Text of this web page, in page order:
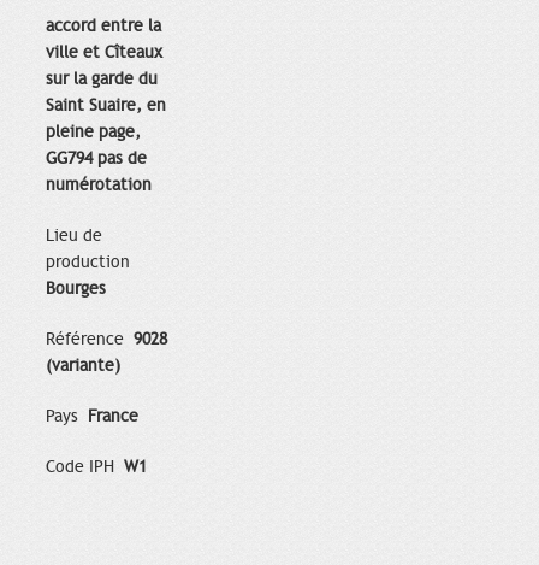
accord entre la
ville et Cîteaux
sur la garde du
Saint Suaire, en
pleine page,
GG794 pas de
numérotation
Lieu de
production
Bourges
Référence 9028
(variante)
Pays France
Code IPH W1